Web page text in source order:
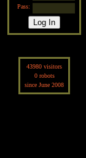
Pass:
43980 visitors
0 robots
since June 2008